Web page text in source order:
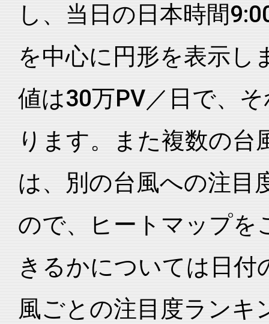
し、当日の日本時間
を中心に円形を表示し
値は30万PV／日で、
ります。また複数の台
は、別の台風への注目
ので、ヒートマップを
きるかについては日付
風ごとの注目度ランキ